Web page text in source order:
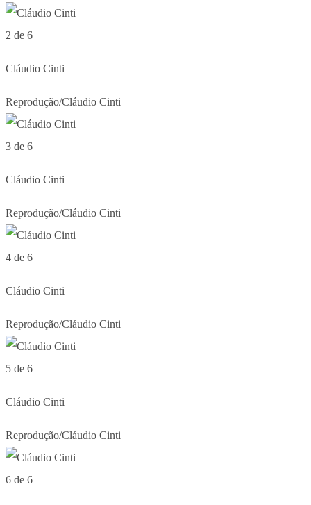
2 de 6
Cláudio Cinti
Reprodução/Cláudio Cinti
3 de 6
Cláudio Cinti
Reprodução/Cláudio Cinti
4 de 6
Cláudio Cinti
Reprodução/Cláudio Cinti
5 de 6
Cláudio Cinti
Reprodução/Cláudio Cinti
6 de 6